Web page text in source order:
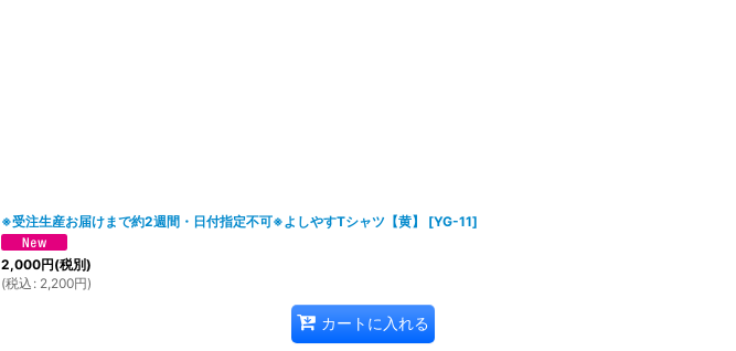
※受注生産お届けまで約2週間・日付指定不可※よしやすTシャツ【黄】 [YG-11]
2,000円(税別)
(税込 : 2,200円)
カートに入れる